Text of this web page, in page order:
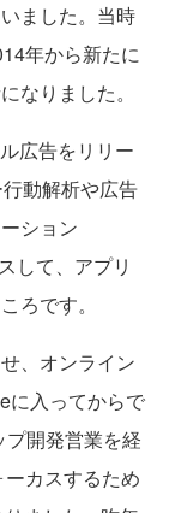
ました。当時
年から新たに
なりました。
広告をリリー
動解析や広告
ション
して、アプリ
ろです。
、オンライン
に入ってからで
開発営業を経
カスするため